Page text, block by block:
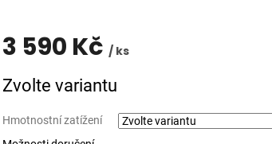
3 590 Kč / ks
cena:
Zvolte variantu
Hmotnostní zatížení